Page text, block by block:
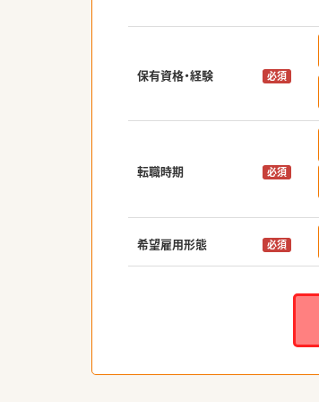
保有資格・経験 必須
転職時期 必須
希望雇用形態 必須